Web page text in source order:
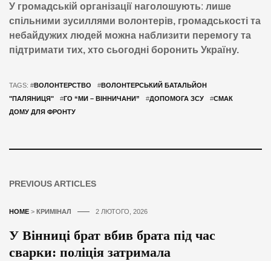
У громадській організації наголошують: лише
спільними зусиллями волонтерів, громадськості та
небайдужих людей можна наблизити перемогу та
підтримати тих, хто сьогодні боронить Україну.
TAGS: #ВОЛОНТЕРСТВО #ВОЛОНТЕРСЬКИЙ БАТАЛЬЙОН
"ПАЛЯНИЦЯ"
#ГО “МИ – ВІННИЧАНИ” #ДОПОМОГА ЗСУ #СМАК
ДОМУ ДЛЯ ФРОНТУ
PREVIOUS ARTICLES
HOME > КРИМІНАЛ 2 ЛЮТОГО, 2026
У Вінниці брат вбив брата під час
сварки: поліція затримала